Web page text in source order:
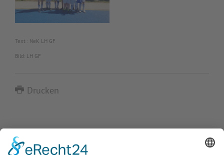
Text : NeK LH GF
Bild: LH GF
Drucken